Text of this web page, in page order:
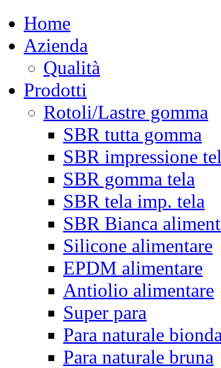
Home
Azienda
Qualità
Prodotti
Rotoli/Lastre gomma
SBR tutta gomma
SBR impressione
SBR gomma tela
SBR tela imp. tela
SBR Bianca
Silicone alimentare
EPDM alimentare
Antiolio alimentare
Super para
Para naturale
Para naturale bruna